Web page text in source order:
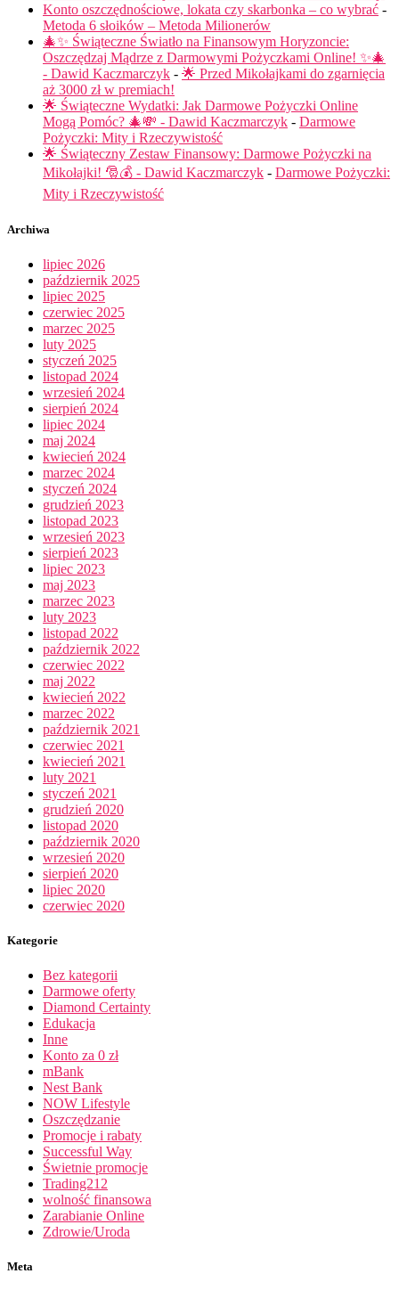
Konto oszczędnościowe, lokata czy skarbonka – co wybrać -
Metoda 6 słoików – Metoda Milionerów
🎄✨ Świąteczne Światło na Finansowym Horyzoncie:
Oszczędzaj Mądrze z Darmowymi Pożyczkami Online! ✨🎄
- Dawid Kaczmarczyk - 🌟 Przed Mikołajkami do zgarnięcia
aż 3000 zł w premiach!
🌟 Świąteczne Wydatki: Jak Darmowe Pożyczki Online
Mogą Pomóc? 🎄💸 - Dawid Kaczmarczyk - Darmowe
Pożyczki: Mity i Rzeczywistość
🌟 Świąteczny Zestaw Finansowy: Darmowe Pożyczki na
Mikołajki! 🎅💰 - Dawid Kaczmarczyk - Darmowe Pożyczki:
Mity i Rzeczywistość
Archiwa
lipiec 2026
październik 2025
lipiec 2025
czerwiec 2025
marzec 2025
luty 2025
styczeń 2025
listopad 2024
wrzesień 2024
sierpień 2024
lipiec 2024
maj 2024
kwiecień 2024
marzec 2024
styczeń 2024
grudzień 2023
listopad 2023
wrzesień 2023
sierpień 2023
lipiec 2023
maj 2023
marzec 2023
luty 2023
listopad 2022
październik 2022
czerwiec 2022
maj 2022
kwiecień 2022
marzec 2022
październik 2021
czerwiec 2021
kwiecień 2021
luty 2021
styczeń 2021
grudzień 2020
listopad 2020
październik 2020
wrzesień 2020
sierpień 2020
lipiec 2020
czerwiec 2020
Kategorie
Bez kategorii
Darmowe oferty
Diamond Certainty
Edukacja
Inne
Konto za 0 zł
mBank
Nest Bank
NOW Lifestyle
Oszczędzanie
Promocje i rabaty
Successful Way
Świetnie promocje
Trading212
wolność finansowa
Zarabianie Online
Zdrowie/Uroda
Meta